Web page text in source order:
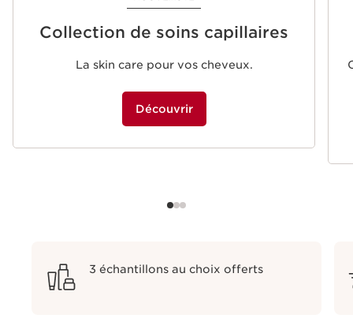
Collection de soins capillaires
La skin care pour vos cheveux.
Découvrir
3 échantillons au choix offerts